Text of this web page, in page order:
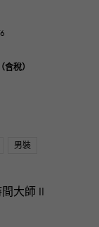
含稅）
男裝
大師 II